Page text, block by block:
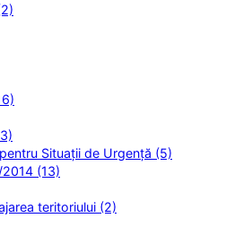
Situații de Urgență (5)
(13)
teritoriului (2)